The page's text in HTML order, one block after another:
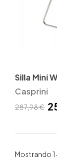
Silla Mini
Casprini
287,98 €
Mostrando